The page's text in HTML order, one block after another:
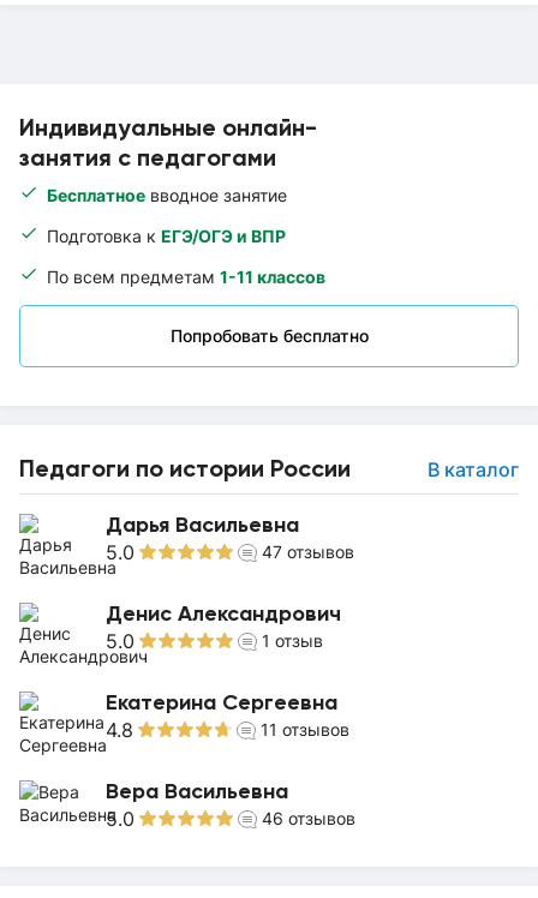
Индивидуальные онлайн-
занятия с педагогами
Бесплатное вводное занятие
Подготовка к ЕГЭ/ОГЭ и ВПР
По всем предметам 1-11 классов
Попробовать бесплатно
Педагоги по истории России В каталог
Дарья Васильевна
5.0 47 отзывов
Денис Александрович
5.0 1 отзыв
Екатерина Сергеевна
4.8 11 отзывов
Вера Васильевна
5.0 46 отзывов